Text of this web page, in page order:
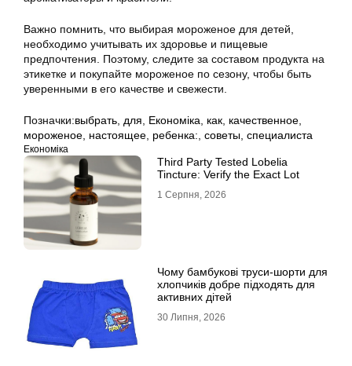
Важно помнить, что выбирая мороженое для детей,
необходимо учитывать их здоровье и пищевые
предпочтения. Поэтому, следите за составом продукта на
этикетке и покупайте мороженое по сезону, чтобы быть
уверенными в его качестве и свежести.
Позначки:выбрать для Економіка как качественное
мороженое настоящее ребенка: советы специалиста
Економіка
Third Party Tested Lobelia
Tincture: Verify the Exact Lot
1 Серпня, 2026
Чому бамбукові труси-шорти для
хлопчиків добре підходять для
активних дітей
30 Липня, 2026